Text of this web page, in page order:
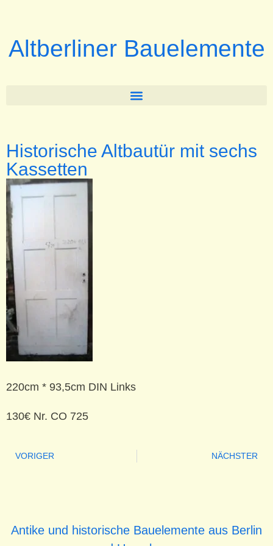
Altberliner Bauelemente
Historische Altbautür mit sechs
Kassetten
220cm * 93,5cm DIN Links
130€ Nr. CO 725
VORIGER NÄCHSTER
Antike und historische Bauelemente aus Berlin